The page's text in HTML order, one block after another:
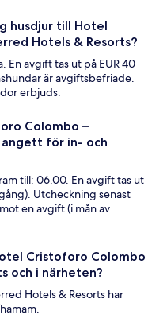
husdjur till Hotel
Hotels & Resorts?
En avgift tas ut på EUR 40
är avgiftsbefriade.
erbjuds.
Colombo –
angett för in- och
till: 06.00. En avgift tas ut
Utcheckning senast
en avgift (i mån av
Cristoforo Colombo
och i närheten?
Hotels & Resorts har